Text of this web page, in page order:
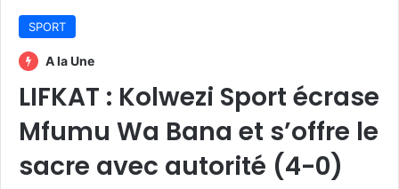
SPORT
A la Une
LIFKAT : Kolwezi Sport écrase
Mfumu Wa Bana et s’offre le
sacre avec autorité (4-0)